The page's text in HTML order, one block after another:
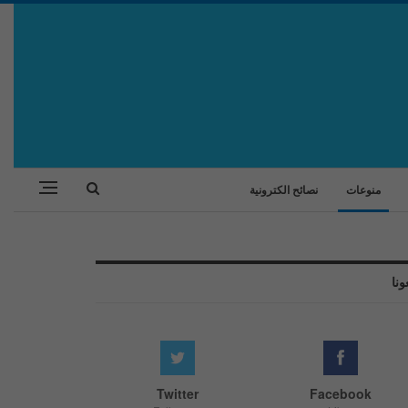
منوعات نصائح الكترونية
Facebook
Twitter